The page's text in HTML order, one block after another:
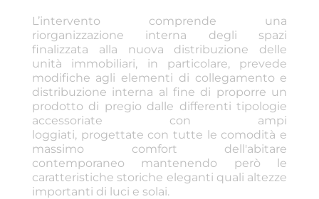
L’intervento comprende una
riorganizzazione interna degli spazi
finalizzata alla nuova distribuzione delle
unità immobiliari, in particolare, prevede
modifiche agli elementi di collegamento e
distribuzione interna al fine di proporre un
prodotto di pregio dalle differenti tipologie
accessoriate con ampi
loggiati, progettate con tutte le comodità e
massimo comfort dell'abitare
contemporaneo mantenendo però le
caratteristiche storiche eleganti quali altezze
importanti di luci e solai.